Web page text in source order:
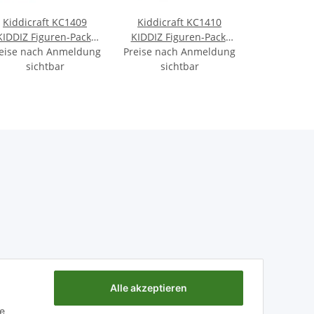
Kiddicraft KC1409
Figuren-Pack:
Ork Angriff
nach Anmeldung
sichtbar
Kiddicraft KC1410
KIDDIZ Figuren-Pack:
Ritter
Preise nach Anmeldung
sichtbar
Alle akzeptieren